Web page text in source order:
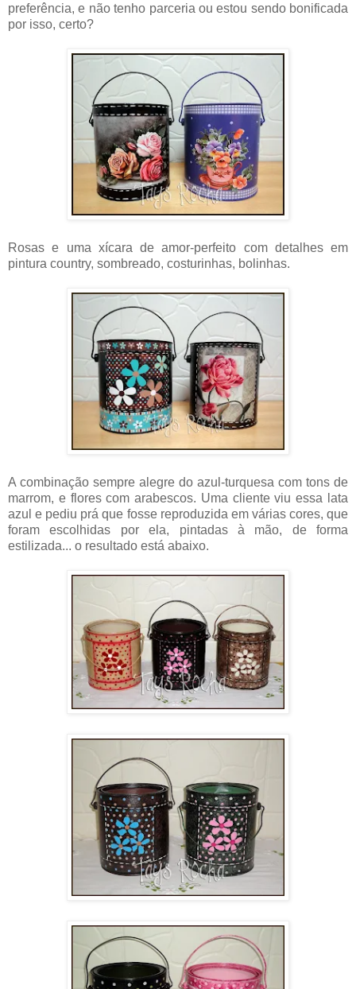
preferência, e não tenho parceria ou estou sendo bonificada
por isso, certo?
Rosas e uma xícara de amor-perfeito com detalhes em
pintura country, sombreado, costurinhas, bolinhas.
A combinação sempre alegre do azul-turquesa com tons de
marrom, e flores com arabescos. Uma cliente viu essa lata
azul e pediu prá que fosse reproduzida em várias cores, que
foram escolhidas por ela, pintadas à mão, de forma
estilizada... o resultado está abaixo.